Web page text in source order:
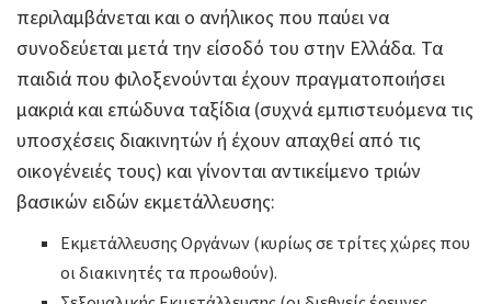
περιλαμβάνεται και ο ανήλικος που παύει να
συνοδεύεται μετά την είσοδό του στην Ελλάδα. Τα
παιδιά που φιλοξενούνται έχουν πραγματοποιήσει
μακριά και επώδυνα ταξίδια (συχνά εμπιστευόμενα τις
υποσχέσεις διακινητών ή έχουν απαχθεί από τις
οικογένειές τους) και γίνονται αντικείμενο τριών
βασικών ειδών εκμετάλλευσης:
Εκμετάλλευσης Οργάνων (κυρίως σε τρίτες χώρες που
οι διακινητές τα προωθούν).